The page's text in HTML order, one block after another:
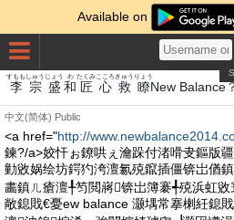
Available on
李
すもも
宗
しゅう
盛
じょう
和
わ
匠
たくみ
心
こころ
救
きゅう
瞭
りょう
New Balance
中文(简体) Public
<a href="http://
鍊?/a>姣忓ぉ鐐哄ぇ瀹跺付渚嗗叏鏂版
勭敓娲绘坊鍔犳洿澶氱殑鑹插僵锛岀偤
畵鎮ㄦ瘡澶╀笉閲嶈锛岀簿褰╃殑浜虹
敞鎴戝€憂ew balance 灏堣常搴楋紝鎴